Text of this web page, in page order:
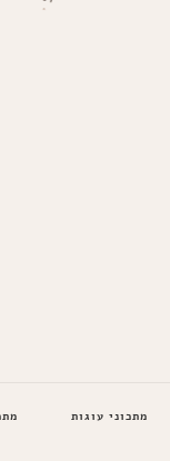
מתכוני עוגות